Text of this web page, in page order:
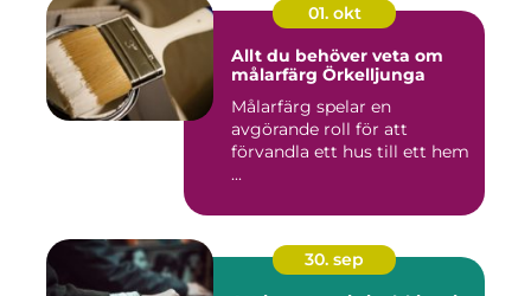
01. okt
Allt du behöver veta om
målarfärg Örkelljunga
Målarfärg spelar en
avgörande roll för att
förvandla ett hus till ett hem
...
30. sep